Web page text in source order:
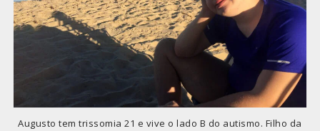
Augusto tem trissomia 21 e vive o lado B do autismo. Filho da